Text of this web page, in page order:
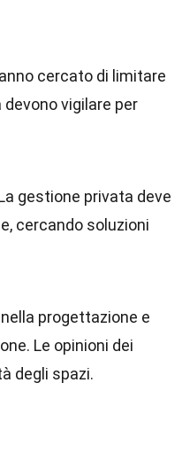
cercato di limitare
vigilare per
gestione privata deve
cercando soluzioni
progettazione e
Le opinioni dei
degli spazi.